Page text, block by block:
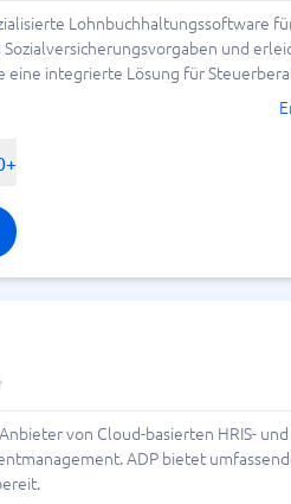
Lohnbuchhaltungssoftware
und
eine integrierte Lösung für
von Cloud-basierten HRIS-
ADP bietet